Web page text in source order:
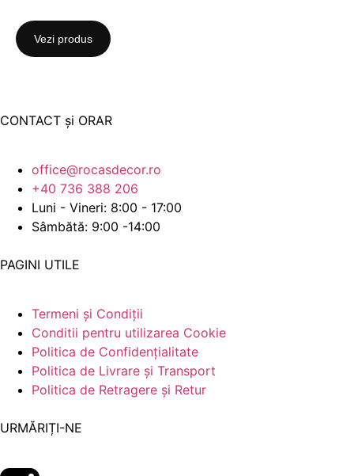
Vezi produs
CONTACT și ORAR
office@rocasdecor.ro
+40 736 388 206
Luni - Vineri: 8:00 - 17:00
Sâmbătă: 9:00 -14:00
PAGINI UTILE
Termeni și Condiții
Conditii pentru utilizarea Cookie
Politica de Confidențialitate
Politica de Livrare și Transport
Politica de Retragere și Retur
URMĂRIȚI-NE